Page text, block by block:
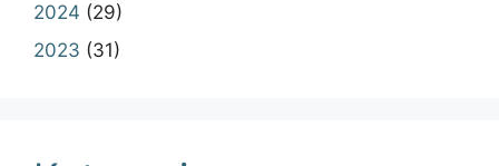
2024 (29)
2023 (31)